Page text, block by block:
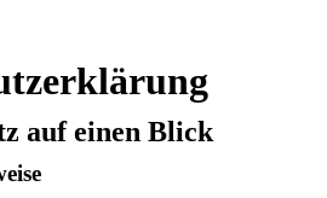
auf einen Blick